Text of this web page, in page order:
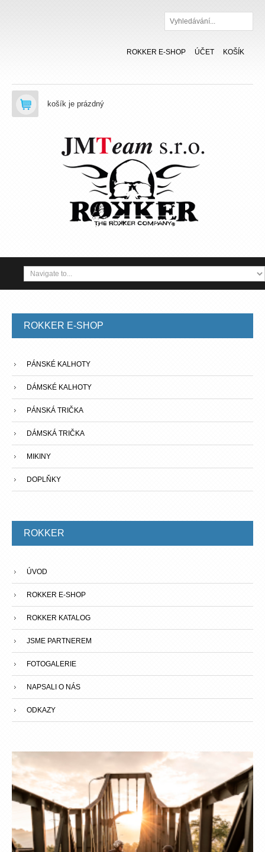
Hledat
KOŠÍK
ÚČET
ROKKER E-SHOP
košík je prázdný
ROKKER E-SHOP
PÁNSKÉ KALHOTY
DÁMSKÉ KALHOTY
PÁNSKÁ TRIČKA
DÁMSKÁ TRIČKA
MIKINY
DOPLŇKY
ROKKER
ÚVOD
ROKKER E-SHOP
ROKKER KATALOG
JSME PARTNEREM
FOTOGALERIE
NAPSALI O NÁS
ODKAZY